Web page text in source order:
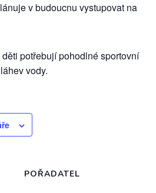
v budoucnu vystupovat na
potřebují pohodlné sportovní
vody.
POŘADATEL